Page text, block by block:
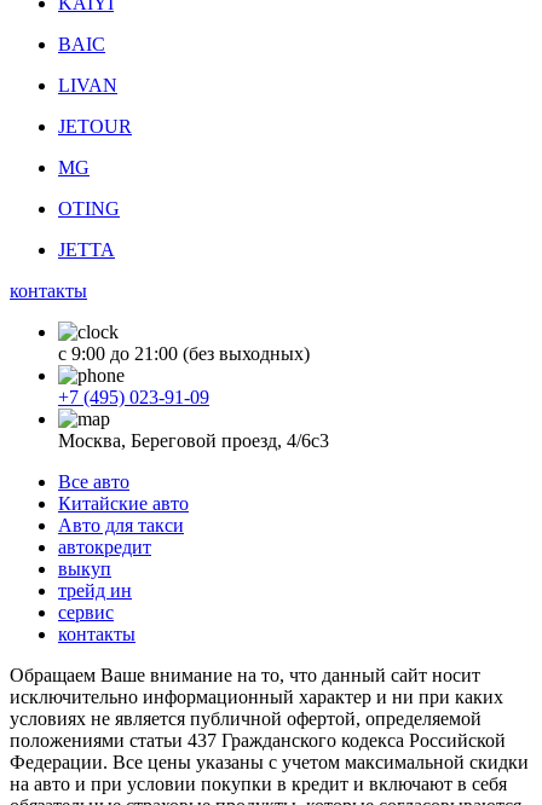
BAIC
LIVAN
JETOUR
MG
OTING
JETTA
контакты
с 9:00 до 21:00 (без выходных)
+7 (495) 023-91-09
Москва, Береговой проезд, 4/6с3
Все авто
Китайские авто
Авто для такси
автокредит
выкуп
трейд ин
сервис
контакты
Обращаем Ваше внимание на то, что данный сайт носит
исключительно информационный характер и ни при каких
условиях не является публичной офертой, определяемой
положениями статьи 437 Гражданского кодекса Российской
Федерации. Все цены указаны с учетом максимальной скидки
на авто и при условии покупки в кредит и включают в себя